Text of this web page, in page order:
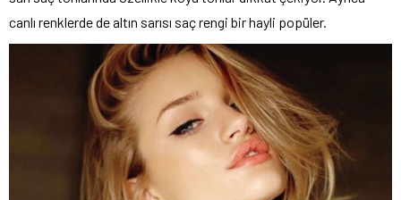
canlı renklerde de altın sarısı saç rengi bir hayli popüler.